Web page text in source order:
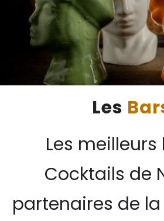
Les
Les
Cocktails de
partenaires de